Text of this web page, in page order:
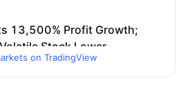
on TradingView